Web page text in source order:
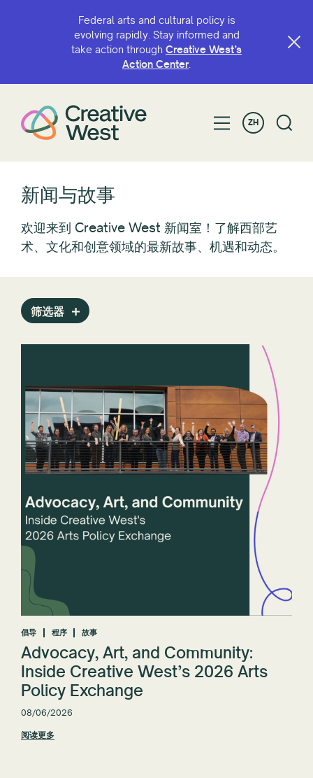
Federal arts and cultural policy is
evolving rapidly. Stay informed and
take action through Creative West’s
Action Center.
ZH
新闻与故事
欢迎来到 Creative West 新闻室！了解西部艺
术、文化和创意领域的最新故事、机遇和动态。
筛选器
倡导
咖啡店
会议
智能出行
资助机会
政策
报告
职员
州立艺术机构
故事
技术
年
州和司法管辖区
全部重置
倡导 程序 故事
Advocacy, Art, and Community:
Inside Creative West’s 2026 Arts
Policy Exchange
08/06/2026
阅读更多